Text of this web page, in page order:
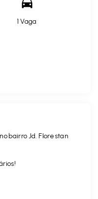
1 Vaga
bairro Jd. Florestan